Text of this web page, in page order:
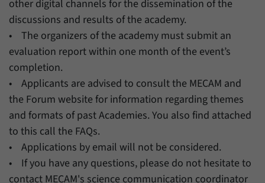
other digital channels for the dissemination of the
discussions and results of the academy.
• The organizers of the academy must submit an
evaluation report within one month of the event’s
completion.
• Applicants are advised to consult the MECAM and
the Forum website for information regarding themes
and formats of past Academies. You also find attached
to this call the FAQs.
• Applications by email will not be considered.
• If you have any questions, please do not hesitate to
contact MECAM's science communication coordinator